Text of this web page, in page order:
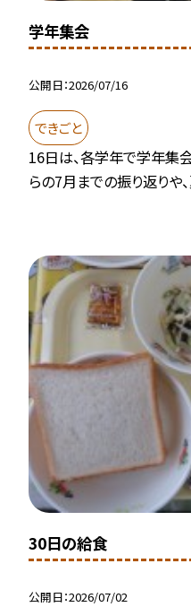
学年集会
公開日 2026/07/16
できごと
16日は、各学年で学年集
らの7月までの振り返りや
30日の給食
公開日 2026/07/02